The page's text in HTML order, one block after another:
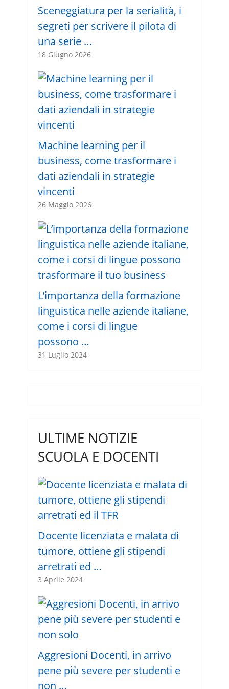
Sceneggiatura per la serialità, i
segreti per scrivere il pilota di
una serie …
18 Giugno 2026
Machine learning per il
business, come trasformare i
dati aziendali in strategie
vincenti
26 Maggio 2026
L’importanza della formazione
linguistica nelle aziende italiane,
come i corsi di lingue
possono …
31 Luglio 2024
ULTIME NOTIZIE
SCUOLA E DOCENTI
Docente licenziata e malata di
tumore, ottiene gli stipendi
arretrati ed …
3 Aprile 2024
Aggresioni Docenti, in arrivo
pene più severe per studenti e
non …